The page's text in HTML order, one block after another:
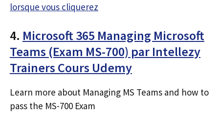
lorsque vous cliquerez
4. Microsoft 365 Managing Microsoft
Teams (Exam MS-700) par Intellezy
Trainers Cours Udemy
Learn more about Managing MS Teams and how to
pass the MS-700 Exam